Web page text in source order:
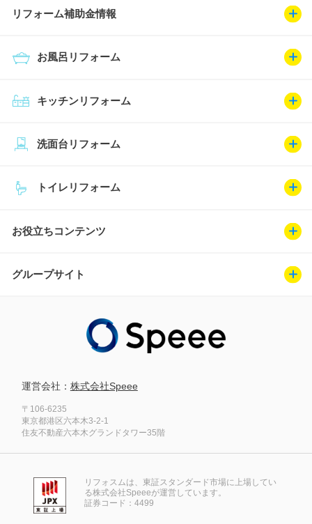
リフォーム補助金情報
キッチンリフォーム
お風呂リフォーム
トイレリフォーム
洗面台リフォーム
お役立ちコンテンツ
グループサイト
運営会社： 株式会社Speee
〒106-6235
東京都港区六本木3-2-1
住友不動産六本木グランドタワー35階
リフォスムは、東証スタンダード市場に上場してい
る株式会社Speeeが運営しています。
証券コード：4499